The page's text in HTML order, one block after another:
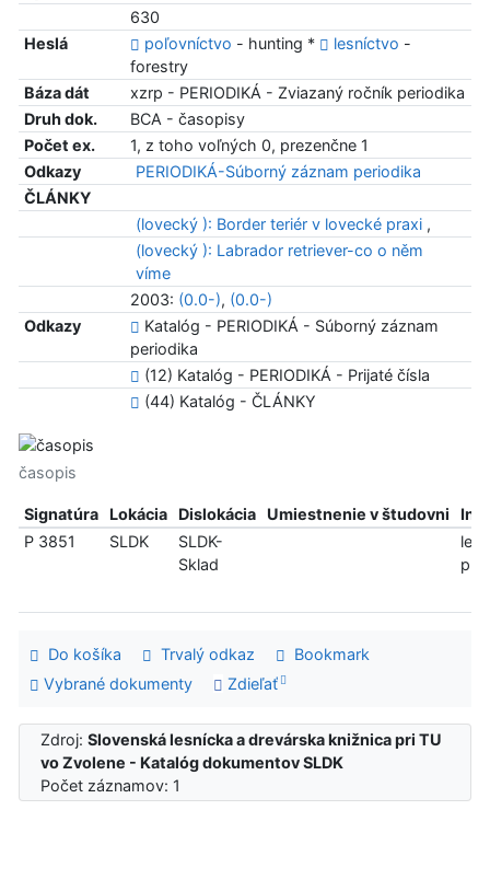
630
Heslá
poľovníctvo - hunting * lesníctvo -
forestry
Báza dát
xzrp - PERIODIKÁ - Zviazaný ročník periodika
Druh dok.
BCA - časopisy
Počet ex.
1, z toho voľných 0, prezenčne 1
Odkazy
PERIODIKÁ-Súborný záznam periodika
ČLÁNKY
(lovecký ): Border teriér v lovecké praxi ,
(lovecký ): Labrador retriever-co o něm
víme
2003: (0.0-), (0.0-)
Odkazy
Katalóg - PERIODIKÁ - Súborný záznam
periodika
(12) Katalóg - PERIODIKÁ - Prijaté čísla
(44) Katalóg - ČLÁNKY
časopis
Signatúra Lokácia Dislokácia Umiestnenie v študovni
Info
P 3851
SLDK
SLDK-
Sklad
len
Do košíka Trvalý odkaz
Bookmark
Vybrané dokumenty
Zdieľať
Zdroj:Slovenská lesnícka a drevárska knižnica pri TU
vo Zvolene - Katalóg dokumentov SLDK
Počet záznamov: 1